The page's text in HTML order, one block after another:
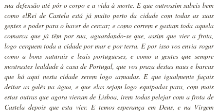
sua defensão até pôr o corpo e a vida à morte. E que outrossim sabeis bem
como elRei de Castela está já muito perto da cidade com todas as suas
gentes e poder para o haver de cercar; e como correm e gastam toda aquela
comarca que já têm por sua, aguardando-se que, assim que vier a frota,
logo cerquem toda a cidade por mar e por terra. E por isso vos envia rogar
como a bons naturais e leais portugueses, e como a gentes que sempre
mostrastes lealdade à casa de Portugal, que vos praza destas naus e barcas
que há aqui nesta cidade serem logo armadas. E que igualmente façais
deitar as galés na água, e que elas sejam logo equipadas para, com mais
estas outras que agora vieram de Lisboa, irem todas pelejar com a frota de
Castela depois que esta vier. E temos esperança em Deus, e na Virgem